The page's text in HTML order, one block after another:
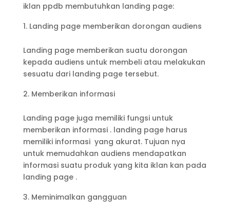
iklan ppdb membutuhkan landing page:
Landing page memberikan dorongan audiens
Landing page memberikan suatu dorongan
kepada audiens untuk membeli atau melakukan
sesuatu dari landing page tersebut.
Memberikan informasi
Landing page juga memiliki fungsi untuk
memberikan informasi . landing page harus
memiliki informasi yang akurat. Tujuan nya
untuk memudahkan audiens mendapatkan
informasi suatu produk yang kita iklan kan pada
landing page .
Meminimalkan gangguan